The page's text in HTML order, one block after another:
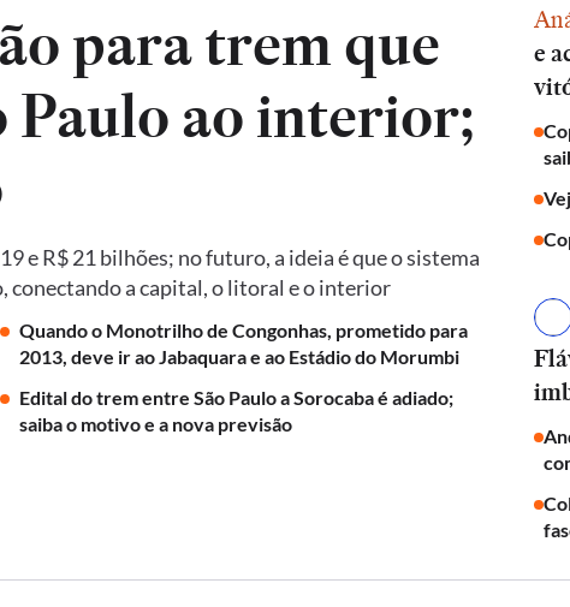
para trem que
ao interior;
e R$ 21 bilhões; no futuro, a ideia é que o sistema
conectando a capital, o litoral e o interior
Quando o Monotrilho de Congonhas, prometido para
2013, deve ir ao Jabaquara e ao Estádio do Morumbi
Edital do trem entre São Paulo a Sorocaba é adiado;
saiba o motivo e a nova previsão
e